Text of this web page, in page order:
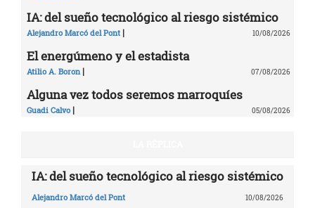
IA: del sueño tecnológico al riesgo sistémico
Alejandro Marcó del Pont | 10/08/2026
El energúmeno y el estadista
Atilio A. Boron | 07/08/2026
Alguna vez todos seremos marroquíes
Guadi Calvo | 05/08/2026
IA: del sueño tecnológico al riesgo sistémico
Alejandro Marcó del Pont 10/08/2026